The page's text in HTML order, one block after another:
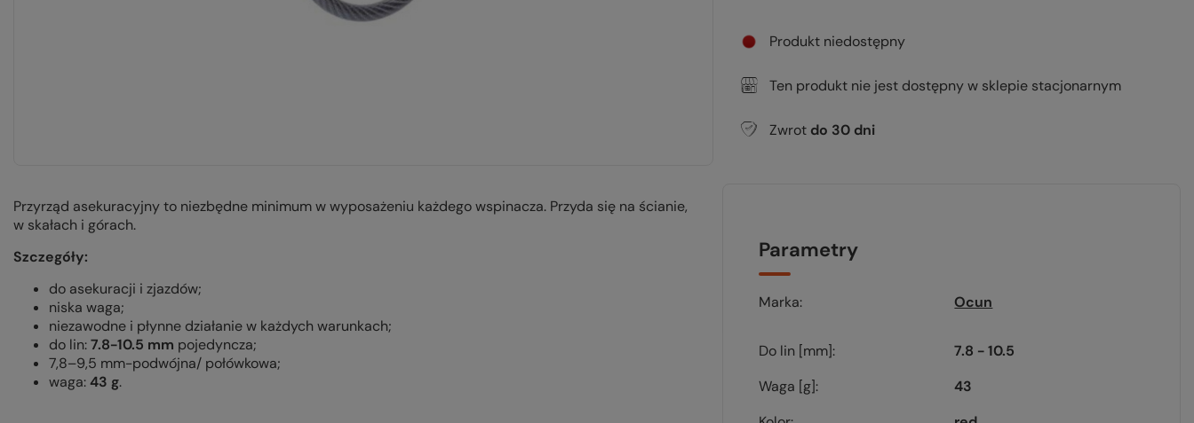
Produkt niedostępny
Ten produkt nie jest dostępny w sklepie stacjonarnym
Zwrot do 30 dni
Przyrząd asekuracyjny to niezbędne minimum w wyposażeniu każdego wspinacza. Przyda się na ścianie,
w skałach i górach.
Szczegóły:
do asekuracji i zjazdów;
niska waga;
niezawodne i płynne działanie w każdych warunkach;
do lin:7.8-10.5 mm pojedyncza;
7,8–9,5 mm-podwójna/ połówkowa;
waga:43 g.
Parametry
Marka Ocun
Do lin [mm]
7.8 - 10.5
Waga [g]
43